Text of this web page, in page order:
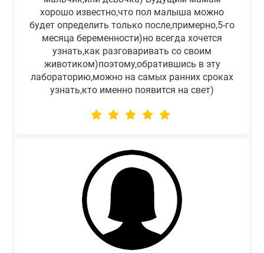
хорошо известно,что пол малыша можно
будет определить только после,примерно,5-го
месяца беременности)но всегда хочется
узнать,как разговаривать со своим
животиком)поэтому,обратившись в эту
лабораторию,можно на самых ранних сроках
узнать,кто именно появится на свет)